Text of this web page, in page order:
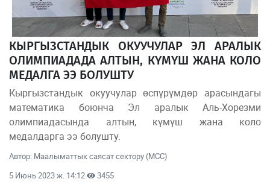
КЫРГЫЗСТАНДЫК ОКУУЧУЛАР ЭЛ АРАЛЫК
ОЛИМПИАДАДА АЛТЫН, КҮМҮШ ЖАНА КОЛО
МЕДАЛГА ЭЭ БОЛУШТУ
Кыргызстандык окуучулар өспүрүмдөр арасындагы
математика боюнча Эл аралык Аль-Хорезми
олимпиадасында алтын, күмүш жана коло
медалдарга ээ болушту.
Автор: Маалыматтык саясат сектору (МСС)
5 Июнь 2023 ж. 14:12
3455